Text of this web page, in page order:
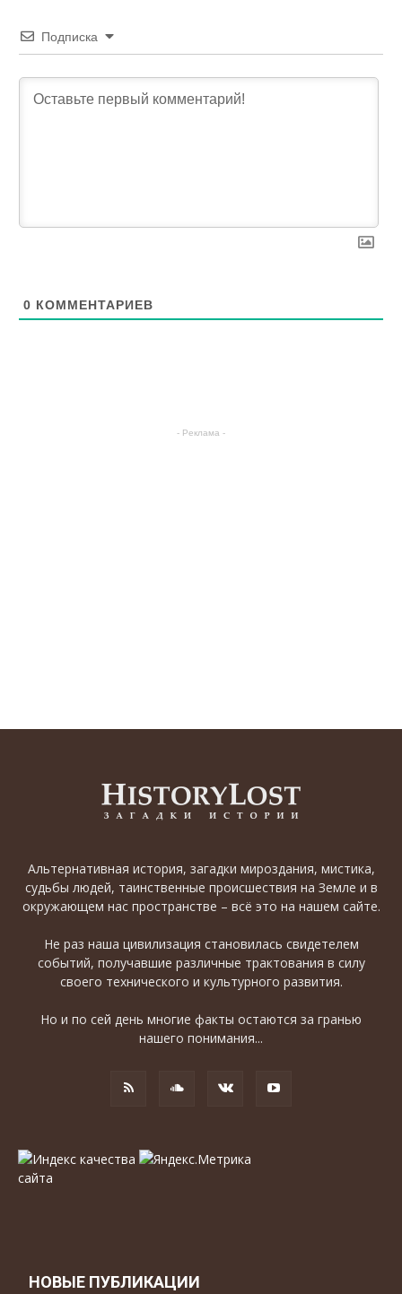
Подписка
0 КОММЕНТАРИЕВ
- Реклама -
Альтернативная история, загадки мироздания, мистика,
судьбы людей, таинственные происшествия на Земле и в
окружающем нас пространстве – всё это на нашем сайте.
Не раз наша цивилизация становилась свидетелем
событий, получавшие различные трактования в силу
своего технического и культурного развития.
Но и по сей день многие факты остаются за гранью
нашего понимания...
НОВЫЕ ПУБЛИКАЦИИ